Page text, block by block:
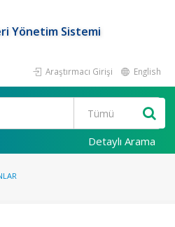
Yönetim Sistemi
Araştırmacı Girişi English
Detaylı Arama